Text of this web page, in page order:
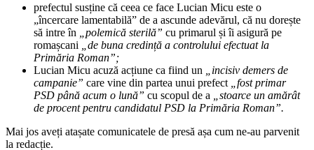
prefectul susține că ceea ce face Lucian Micu este o
„încercare lamentabilă” de a ascunde adevărul, că nu dorește
să intre în „polemică sterilă” cu primarul și îi asigură pe
romașcani
„de buna credință a controlului efectuat la
Primăria Roman”;
Lucian Micu acuză acțiune ca fiind un
„incisiv demers de
campanie” care vine din partea unui prefect
„fost primar
PSD până acum o lună” cu scopul de a
„stoarce un amărât
de procent pentru candidatul PSD la Primăria Roman”.
Mai jos aveți atașate comunicatele de presă așa cum ne-au parvenit
la redacție.